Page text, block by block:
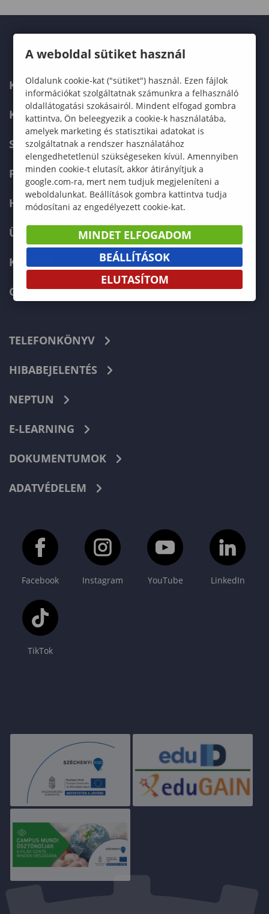
KAPCSOLAT
KÉPZÉSKERESŐ
SZERVEZETI FELÉPÍTÉS
FELVÉTELIZŐKNEK
HALLGATÓKNAK
ÜZLETI PARTNEREKNEK
KARRIER
GREEN UNIVERSITY
TELEFONKÖNYV
HIBABEJELENTÉS
NEPTUN
E-LEARNING
DOKUMENTUMOK
ADATVÉDELEM
Facebook Instagram YouTube LinkedIn
TikTok
A weboldal sütiket használ
Oldalunk cookie-kat ("sütiket") használ. Ezen fájlok
információkat szolgáltatnak számunkra a felhasználó
oldallátogatási szokásairól. Mindent elfogad gombra
kattintva, Ön beleegyezik a cookie-k használatába,
amelyek marketing és statisztikai adatokat is
szolgáltatnak a rendszer használatához
elengedhetetlenül szükségeseken kívül. Amennyiben
minden cookie-t elutasít, akkor átirányítjuk a
google.com-ra, mert nem tudjuk megjeleníteni a
weboldalunkat. Beállítások gombra kattintva tudja
módosítani az engedélyezett cookie-kat.
MINDET ELFOGADOM
BEÁLLÍTÁSOK
ELUTASÍTOM